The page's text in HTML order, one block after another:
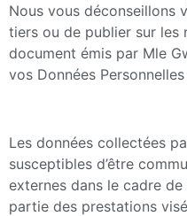
Nous vous déconseillons
tiers ou de publier sur les
document émis par Mle
vos Données
Les données collectées
susceptibles d’être
externes dans le cadre
partie des prestations